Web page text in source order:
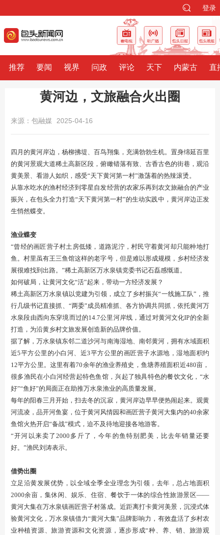
登录
推荐 要闻 视界 问政 评论 天下 内蒙古 直
黄河边，文旅融合火出圈
来源：包融媒 2025-04-16
四月的黄河岸边，杨柳拂堤、百鸟翔集，充满勃勃生机。置身绵延百里
的黄河景观大道稀土高新区段，俯瞰错落有致、古香古色的街巷，观沿
黄美景、看游人如织，感受“天下黄河第一村”激荡着的热辣滚烫。
从靠水吃水的渔村经济到零星自发经营的农家乐再到农文旅融合的产业
振兴，在包头全力打造“天下黄河第一村”的生动实践中，黄河岸边正发
生悄然蝶变。
渔业蝶变
“曾经的画匠营子村土房低矮，道路泥泞，村民守着黄河却只能种地打
鱼。村里虽有王三鱼馆这样的老字号，但是难以形成规模，乡村经济发
展很难找到出路。”稀土高新区万水泉镇党委书记石磊感慨道。
如何破局，让黄河文化“活”起来，带动一方经济发展？
稀土高新区万水泉镇以党建为引领，成立了乡村振兴“一线施工队”，推
行几级书记直接抓、“两委”成员精准抓、各方协调共同抓，依托黄河万
水泉段由西向东穿境而过的14.7公里河岸线，通过对黄河文化IP的全新
打造，为沿黄乡村文旅发展创造新的品牌价值。
据了解，万水泉镇东邻二道沙河与南海湿地、南邻黄河，拥有水域面积
近5平方公里的小白河、近3平方公里的画匠营子水源地，湿地面积约
12平方公里。这里有着70余年的渔业养殖史，鱼塘养殖面积近480亩，
很多渔民在小白河经营起特色鱼馆，兴起了独具特色的餐饮文化，“水
好”“鱼好”的局面正在助推万水泉渔业的高质量发展。
每年的阳春三月开始，扫去冬的沉寂，黄河岸边早早便热闹起来。观黄
河流凌，品开河鱼宴，位于黄河风情园和画匠营子黄河大集内的40余家
鱼馆火热开启“备战”模式，迫不及待地迎接各地游客。
“开河以来卖了2000多斤了，今年的鱼特别肥美，比去年销量还要
好。”渔民刘涛表示。
借势出圈
立足沿黄发展优势，以全域全季全业理念为引领，去年，总占地面积
2000余亩，集休闲、娱乐、住宿、餐饮于一体的综合性旅游景区——
黄河大集在万水泉镇画匠营子村落成。近距离打卡黄河美景，沉浸式体
验黄河文化，万水泉镇借力“黄河大集”品牌影响力，有效盘活了乡村农
业种植资源、旅游资源和文化资源，逐步形成“种、养、销、旅游观